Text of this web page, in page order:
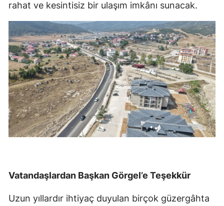
rahat ve kesintisiz bir ulaşım imkânı sunacak.
Vatandaşlardan Başkan Görgel’e Teşekkür
Uzun yıllardır ihtiyaç duyulan birçok güzergâhta